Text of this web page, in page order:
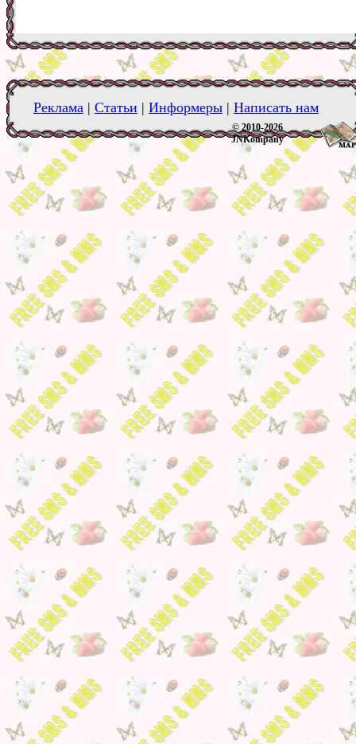
Реклама | Статьи | Информеры | Написать нам
© 2010-2026
JNKompany